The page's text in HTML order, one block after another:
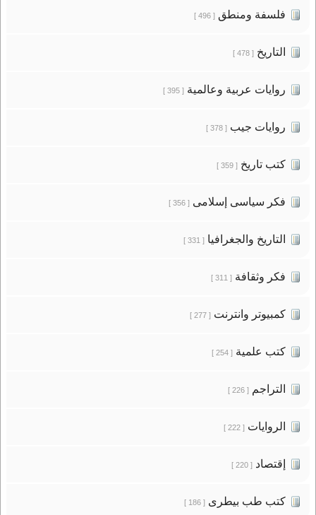
فلسفة ومنطق[ 496 ]
التاريخ[ 478 ]
روايات عربية وعالمية[ 395 ]
روايات جيب[ 378 ]
كتب تاريخ[ 359 ]
فكر سياسى إسلامى[ 356 ]
التاريخ والجغرافيا[ 331 ]
فكر وثقافة[ 311 ]
كمبيوتر وانترنت[ 277 ]
كتب علمية[ 254 ]
التراجم[ 226 ]
الروايات[ 222 ]
إقتصاد[ 220 ]
كتب طب بيطرى[ 186 ]